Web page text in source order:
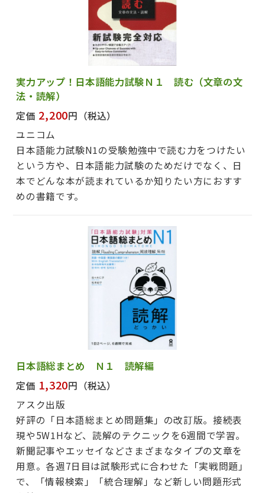
実力アップ！日本語能力試験Ｎ１ 読む（文章の文
法・読解）
定価 2,200円 （税込）
ユニコム
日本語能力試験N1の受験勉強中で読む力をつけたい
という方や、日本語能力試験のためだけでなく、日
本でどんな本が読まれているか知りたい方におすす
めの書籍です。
日本語総まとめ Ｎ１ 読解編
定価 1,320円 （税込）
アスク出版
好評の「日本語総まとめ問題集」の改訂版。接続表
現や5W1Hなど、読解のテクニックを6週間で学習。
新聞記事やエッセイなどさまざまなタイプの文章を
用意。各週7日目は試験形式に合わせた「実戦問題」
で、「情報検索」「統合理解」など新しい問題形式